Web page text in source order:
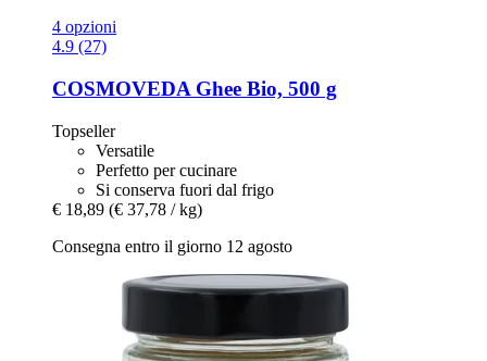
4 opzioni
4.9 (27)
COSMOVEDA Ghee Bio, 500 g
Topseller
Versatile
Perfetto per cucinare
Si conserva fuori dal frigo
€ 18,89 (€ 37,78 / kg)
Consegna entro il giorno 12 agosto